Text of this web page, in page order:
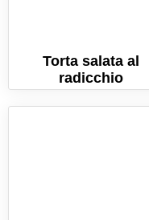
Torta salata al
radicchio